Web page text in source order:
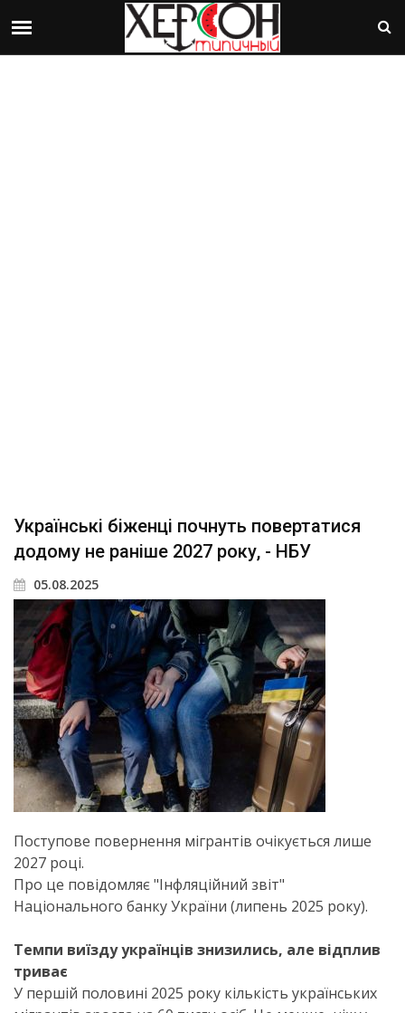
Українські біженці почнуть повертатися
додому не раніше 2027 року, - НБУ
05.08.2025
Поступове повернення мігрантів очікується лише
2027 році.
Про це повідомляє "Інфляційний звіт"
Національного банку України (липень 2025 року).
Темпи виїзду українців знизились, але відплив
триває
У першій половині 2025 року кількість українських